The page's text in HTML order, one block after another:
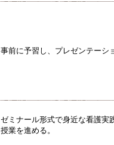
事前に予習し、プレゼンテーシ
ゼミナール形式で身近な看護実
授業を進める。